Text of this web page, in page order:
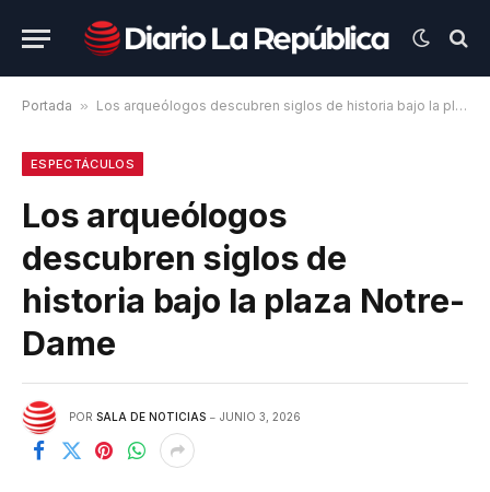
Portada » Los arqueólogos descubren siglos de historia bajo la plaza Notre-Dame
ESPECTÁCULOS
Los arqueólogos
descubren siglos de
historia bajo la plaza Notre-
Dame
POR SALA DE NOTICIAS JUNIO 3, 2026